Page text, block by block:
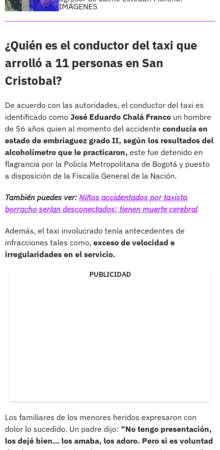
IMÁGENES
¿Quién es el conductor del taxi que
arrolló a 11 personas en San
Cristobal?
De acuerdo con las autoridades, el conductor del taxi es
identificado como José Eduardo Chalá Franco un hombre
de 56 años quien al momento del accidente conducía en
estado de embriaguez grado II, según los resultados del
alcoholímetro que le practicaron, este fue detenido en
flagrancia por la Policía Metropolitana de Bogotá y puesto
a disposición de la Fiscalía General de la Nación.
También puedes ver: Niños accidentados por taxista
borracho serían desconectados; tienen muerte cerebral
Además, el taxi involucrado tenía antecedentes de
infracciones tales como, exceso de velocidad e
irregularidades en el servicio.
PUBLICIDAD
Los familiares de los menores heridos expresaron con
dolor lo sucedido. Un padre dijo: “No tengo presentación,
los dejé bien… los amaba, los adoro. Pero si es voluntad